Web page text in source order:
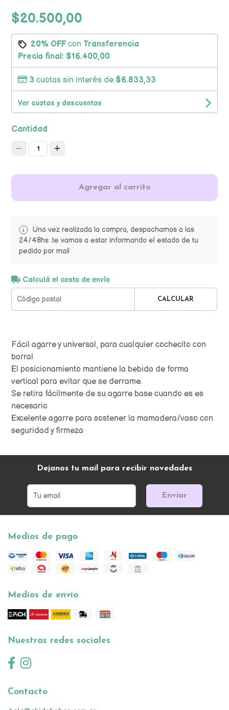
$20.500,00
20% OFFcon Transferencia
Precio final: $16.400,00
3 cuotas sin interés de $6.833,33
Ver cuotas y descuentos
Cantidad
1
Agregar al carrito
Una vez realizada la compra, despachamos a las
24/48hs .te vamos a estar informando el estado de tu
pedido por mail
Calculá el costo de envío
CALCULAR
Fácil agarre y universal, para cualquier cochecito con
barral
El posicionamiento mantiene la bebida de forma
vertical para evitar que se derrame.
Se retira fácilmente de su agarre base cuando es es
necesario
Excelente agarre para sostener la mamadera/vaso con
seguridad y firmeza
Dejanos tu mail para recibir novedades
Enviar
Medios de pago
Medios de envío
Nuestras redes sociales
Contacto